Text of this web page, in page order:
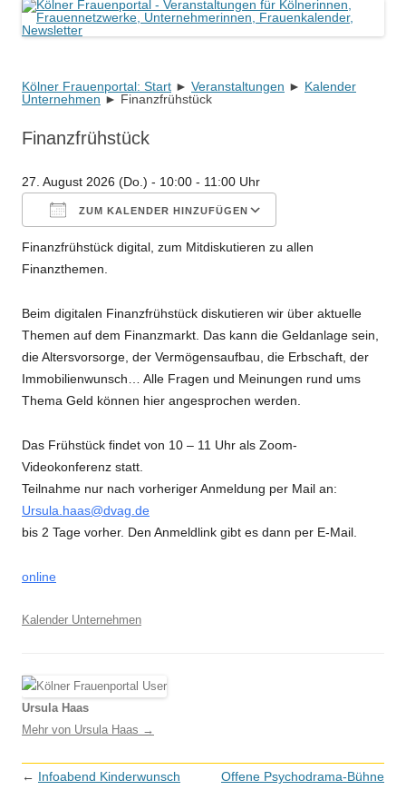
Frauenkalender, Newsletter
Zum
Inhalt
Kölner Frauenportal: Start ► Veranstaltungen ► Kalender
Unternehmen ► Finanzfrühstück
Finanzfrühstück
27. August 2026 (Do.) - 10:00 - 11:00 Uhr
ZUM KALENDER HINZUFÜGEN
ICS herunterladen
Google Kalender
iCalendarOffice 365Outlook Live
Finanzfrühstück digital, zum Mitdiskutieren zu allen
Finanzthemen.
Beim digitalen Finanzfrühstück diskutieren wir über aktuelle
Themen auf dem Finanzmarkt. Das kann die Geldanlage sein,
die Altersvorsorge, der Vermögensaufbau, die Erbschaft, der
Immobilienwunsch… Alle Fragen und Meinungen rund ums
Thema Geld können hier angesprochen werden.
Das Frühstück findet von 10 – 11 Uhr als Zoom-
Videokonferenz statt.
Teilnahme nur nach vorheriger Anmeldung per Mail an:
Ursula.haas@dvag.de
bis 2 Tage vorher. Den Anmeldlink gibt es dann per E-Mail.
online
Kalender Unternehmen
Ursula Haas
Mehr von Ursula Haas →
Beitragsnavigation
← Infoabend Kinderwunsch
Offene Psychodrama-Bühne